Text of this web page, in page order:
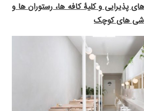
پذیرایی و کلیۀ کافه ها، رستوران ها و
های کوچک